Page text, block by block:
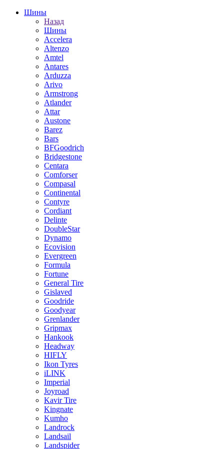
Шины
Назад
Шины
Accelera
Altenzo
Amtel
Antares
Arduzza
Arivo
Armstrong
Atlander
Attar
Austone
Barez
Bars
BFGoodrich
Bridgestone
Centara
Comforser
Compasal
Continental
Contyre
Cordiant
Delinte
DoubleStar
Dynamo
Ecovision
Evergreen
Formula
Fortune
General Tire
Gislaved
Goodride
Goodyear
Grenlander
Gripmax
Hankook
Headway
HIFLY
Ikon Tyres
iLINK
Imperial
Joyroad
Kavir Tire
Kingnate
Kumho
Landrock
Landsail
Landspider